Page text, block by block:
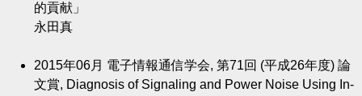
的貢献」
永田真
2015年06月 電子情報通信学会, 第71回 (平成26年度) 論
文賞, Diagnosis of Signaling and Power Noise Using In-